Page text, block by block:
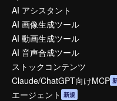
AI アシスタント
AI 画像生成ツール
AI 動画生成ツール
AI 音声合成ツール
ストックコンテンツ
Claude/ChatGPT向けMCP
エージェント 新規